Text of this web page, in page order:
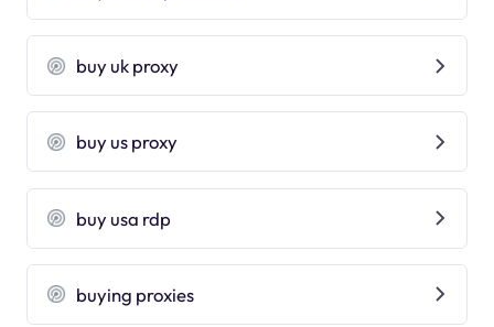
buy uk proxy
buy us proxy
buy usa rdp
buying proxies